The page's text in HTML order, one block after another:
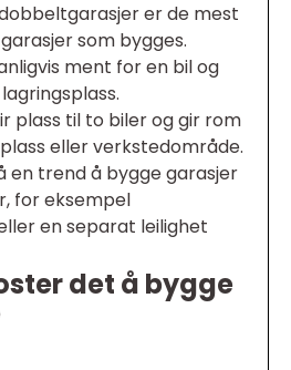
er de mest
som bygges.
ment for en bil og
plass til to biler og gir rom
eller verkstedområde.
en trend å bygge garasjer
for eksempel
en separat leilighet
det å bygge